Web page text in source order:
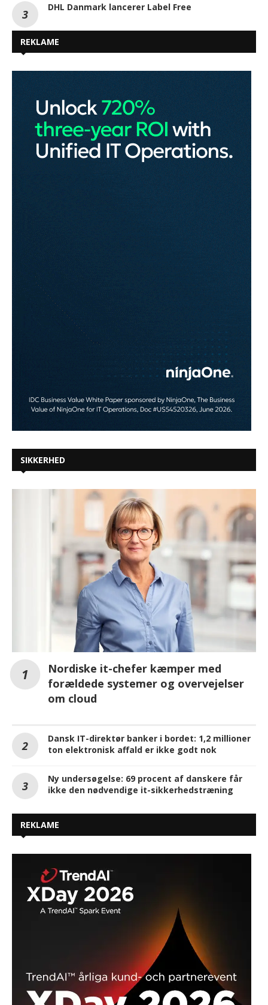
DHL Danmark lancerer Label Free
REKLAME
SIKKERHED
Nordiske it-chefer kæmper med
forældede systemer og overvejelser
om cloud
Dansk IT-direktør banker i bordet: 1,2 millioner
ton elektronisk affald er ikke godt nok
Ny undersøgelse: 69 procent af danskere får
ikke den nødvendige it-sikkerhedstræning
REKLAME